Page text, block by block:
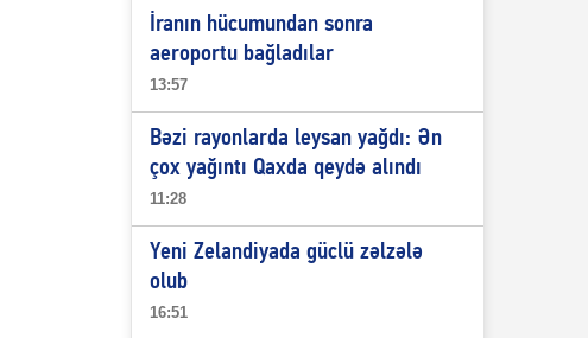
İranın hücumundan sonra
aeroportu bağladılar
13:57
Bəzi rayonlarda leysan yağdı: Ən
çox yağıntı Qaxda qeydə alındı
11:28
Yeni Zelandiyada güclü zəlzələ
olub
16:51